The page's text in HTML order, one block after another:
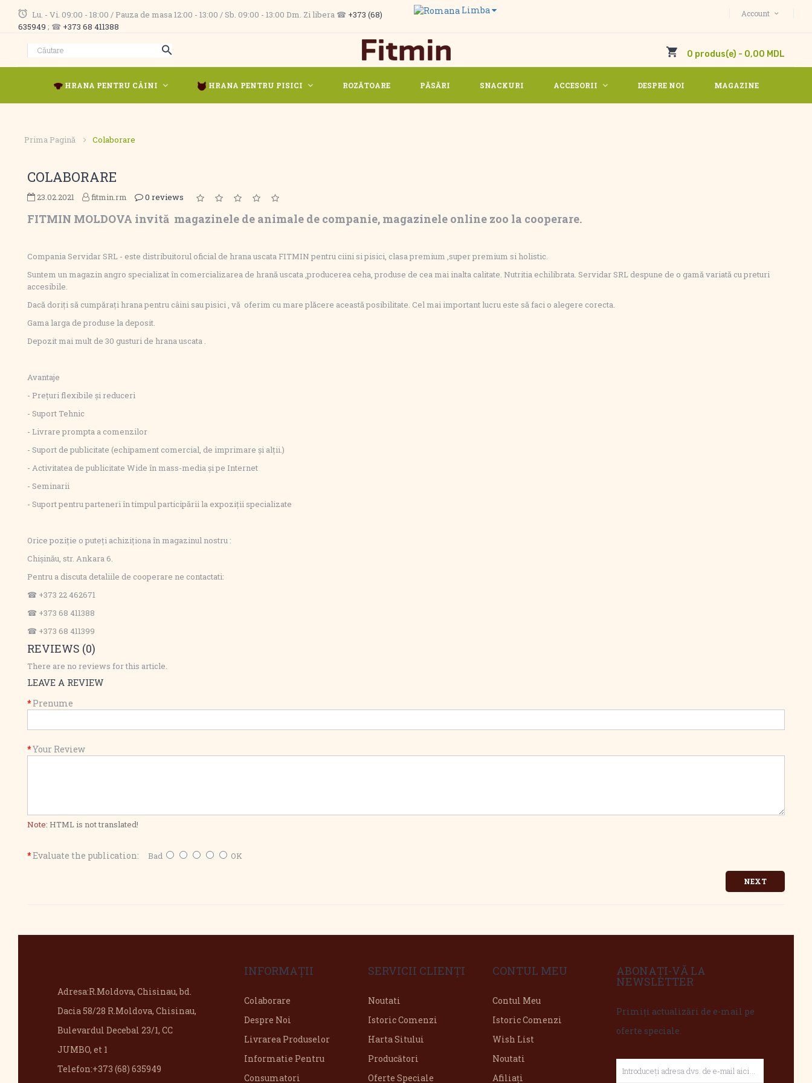
Lu. - Vi. 09:00 - 18:00 / Pauza de masa 12:00 - 13:00 / Sb. 09:00 - 13:00 Dm. Zi libera ☎ +373 (68)
635949 ; ☎ +373 68 411388
Account
Limba
0 produs(e) - 0,00 MDL
HRANA PENTRU CÂINI HRANA PENTRU PISICI ROZĂTOARE PĂSĂRI SNACKURI ACCESORII DESPRE NOI MAGAZINE
Prima Pagină Colaborare
COLABORARE
23.02.2021 fitmin.rm 0 reviews
FITMIN MOLDOVA invită magazinele de animale de companie, magazinele online zoo la cooperare.
Compania Servidar SRL - este distribuitorul oficial de hrana uscata FITMIN pentru ciini si pisici, clasa premium ,super premium si holistic.
Suntem un magazin angro specializat în comercializarea de hrană uscata ,producerea ceha, produse de cea mai inalta calitate. Nutritia echilibrata. Servidar SRL despune de o gamă variată cu preturi
accesibile.
Dacă doriți să cumpărați hrana pentru câini sau pisici , vă oferim cu mare plăcere această posibilitate. Cel mai important lucru este să faci o alegere corecta.
Gama larga de produse la deposit.
Depozit mai mult de 30 gusturi de hrana uscata .
Avantaje
- Prețuri flexibile și reduceri
- Suport Tehnic
- Livrare prompta a comenzilor
- Suport de publicitate (echipament comercial, de imprimare și alții.)
- Activitatea de publicitate Wide în mass-media și pe Internet
- Seminarii
- Suport pentru parteneri în timpul participării la expoziții specializate
Orice poziție o puteți achiziționa în magazinul nostru :
Chișinău, str. Ankara 6.
Pentru a discuta detaliile de cooperare ne contactati:
☎ +373 22 462671
☎ +373 68 411388
☎ +373 68 411399
REVIEWS (0)
There are no reviews for this article.
LEAVE A REVIEW
Prenume
Your Review
Note: HTML is not translated!
Evaluate the publication: Bad OK
NEXT
Adresa:R.Moldova, Chisinau, bd.
Dacia 58/28 R.Moldova, Chisinau,
Bulevardul Decebal 23/1, CC
JUMBO, et 1
Telefon:+373 (68) 635949
INFORMAŢII
Colaborare
Despre Noi
Livrarea Produselor
Informatie Pentru
Consumatori
SERVICII CLIENŢI
Noutati
Istoric Comenzi
Harta Sitului
Producători
Oferte Speciale
CONTUL MEU
Contul Meu
Istoric Comenzi
Wish List
Noutati
Afiliaţi
ABONAȚI-VĂ LA
NEWSLETTER
Primiți actualizări de e-mail pe
oferte speciale.